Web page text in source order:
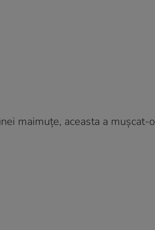
maimuțe, aceasta a mușcat-o